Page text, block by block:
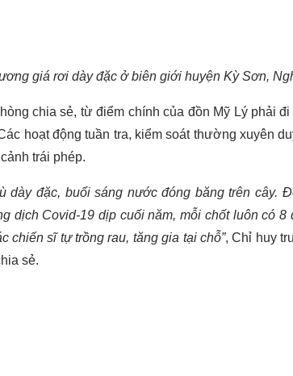
giá rơi dày đặc ở biên giới huyện Kỳ Sơn,
chia sẻ, từ điểm chính của đồn Mỹ Lý phải
hoạt động tuần tra, kiểm soát thường xuyên
trái phép.
dày đặc, buổi sáng nước đóng băng trên cây.
dịch Covid-19 dịp cuối năm, mỗi chốt luôn có
chiến sĩ tự trồng rau, tăng gia tại chỗ”, Chỉ huy
sẻ.